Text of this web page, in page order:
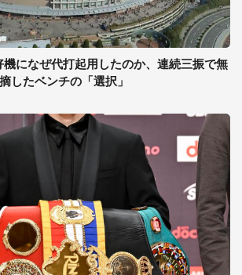
機になぜ代打起用したのか、連続三振で無
したベンチの「選択」